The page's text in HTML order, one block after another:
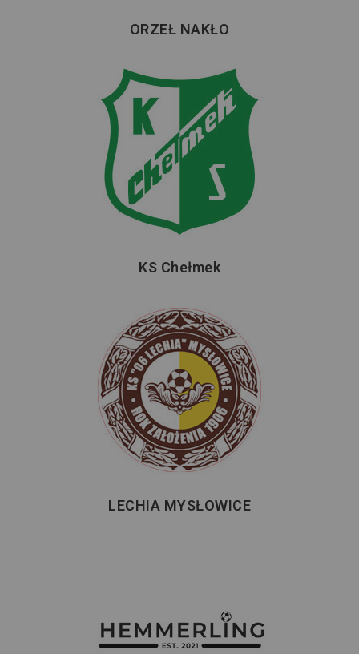
ORZEŁ NAKŁO
KS Chełmek
LECHIA MYSŁOWICE